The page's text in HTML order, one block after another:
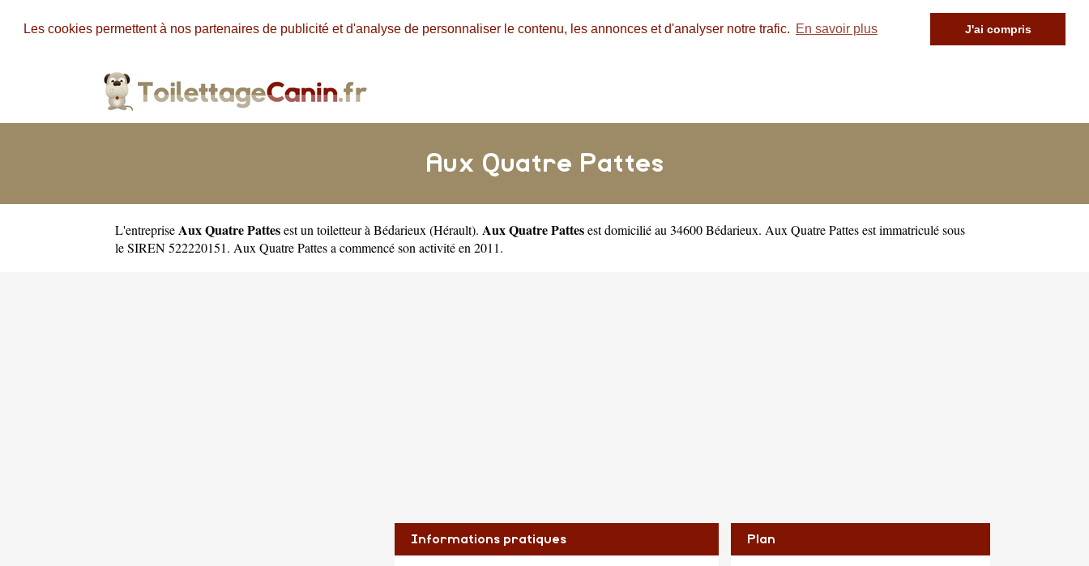
Les cookies permettent à nos partenaires de publicité et d'analyse de personnaliser le contenu, les annonces et d'analyser notre trafic. En savoir plus J'ai compris
Aux Quatre Pattes
L'entreprise Aux Quatre Pattesest un toiletteur à Bédarieux (Hérault). Aux Quatre Pattesest domicilié au 34600 Bédarieux. Aux Quatre Pattes est immatriculé sous
le SIREN 522220151. Aux Quatre Pattes a commencé son activité en 2011.
Informations pratiques Plan